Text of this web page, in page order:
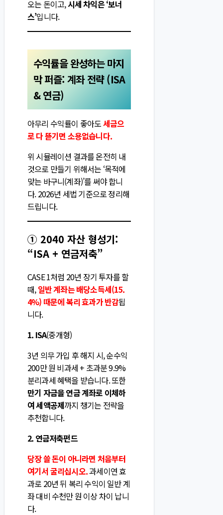
오는 돈이고,시세 차익은 ‘보너
스’입니다.
수익률을 완성하는 마지
막 퍼즐: 계좌 전략 (ISA
& 연금)
아무리 수익률이 좋아도세금으
로 다 뜯기면 소용없습니다.
위 시뮬레이션 결과를 온전히 내
것으로 만들기 위해서는 ‘목적에
맞는 바구니(계좌)’를 써야 합니
다. 2026년 세법 기준으로 정리해
드립니다.
① 2040 자산 형성기:
“ISA + 연금저축”
CASE 1처럼 20년 장기 투자를 할
때,일반 계좌는 배당소득세(15.
4%) 때문에 복리 효과가 반감됩
니다.
1. ISA(중개형)
3년 의무 가입 후 해지 시, 순수익
200만 원 비과세 + 초과분 9.9%
분리과세 혜택을 받습니다. 또한
만기 자금을 연금 계좌로 이체하
여 세액공제까지 챙기는 전략을
추천합니다.
2. 연금저축펀드
당장 쓸 돈이 아니라면 처음부터
여기서 굴리십시오.과세이연 효
과로 20년 뒤 복리 수익이 일반 계
좌 대비 수천만 원 이상 차이 납니
다.